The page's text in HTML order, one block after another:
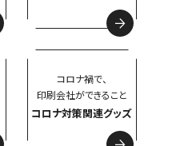
コロナ禍で、
印刷会社ができること
コロナ対策関連グッズ